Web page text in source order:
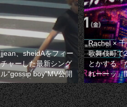
jjean、sheidAをフィー
チャーした最新シング
ル“gossip boy”MV公開
Rachel ×
歌舞伎町で
とかする『
れーーッ』